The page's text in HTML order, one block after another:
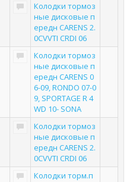
Колодки тормоз
ные дисковые п
ередн CARENS 2.
0CVVTI CRDI 06
Колодки тормоз
ные дисковые п
ередн CARENS 0
6-09, RONDO 07-0
9, SPORTAGE R 4
WD 10- SONA
Колодки тормоз
ные дисковые п
ередн CARENS 2.
0CVVTI CRDI 06
Колодки тоpм.п